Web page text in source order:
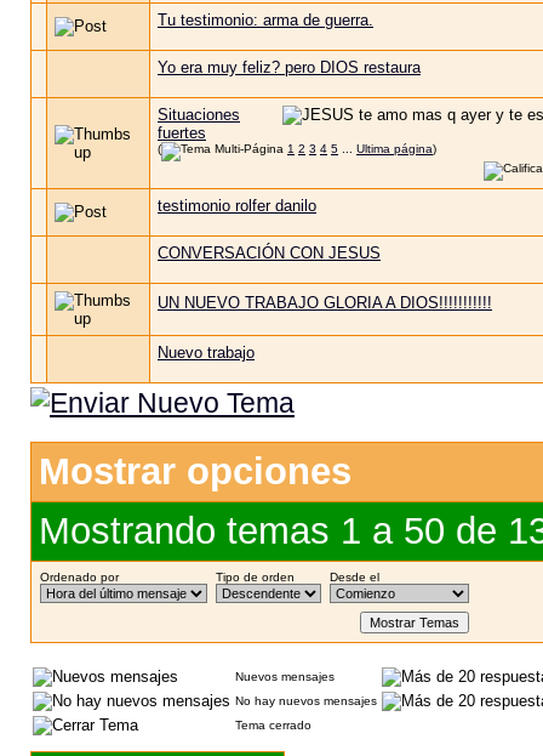
Tu testimonio: arma de guerra.
Yo era muy feliz? pero DIOS restaura
Situaciones
fuertes
( 1 2 3 4 5 Ultima página)
testimonio rolfer danilo
CONVERSACIÓN CON JESUS
UN NUEVO TRABAJO GLORIA A DIOS!!!!!!!!!!!
Nuevo trabajo
Mostrar opciones
Mostrando temas 1 a 50 de
Ordenado por Tipo de orden Desde el
Nuevos mensajes
No hay nuevos mensajes
Tema cerrado